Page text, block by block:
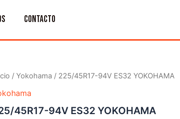
CONTACTO
/ Yokohama / 225/45R17-94V ES32 YOKOHAMA
45R17-94V ES32 YOKOHAMA
45R17-